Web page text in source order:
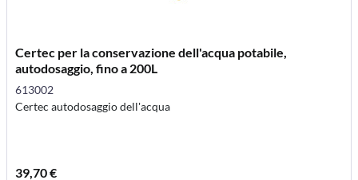
Certec per la conservazione dell'acqua potabile,
autodosaggio, fino a 200L
613002
Certec autodosaggio dell'acqua
39,70 €